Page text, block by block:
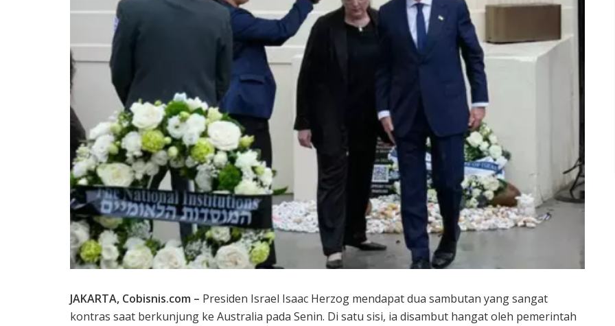
JAKARTA, Cobisnis.com – Presiden Israel Isaac Herzog mendapat dua sambutan yang sangat
kontras saat berkunjung ke Australia pada Senin. Di satu sisi, ia disambut hangat oleh pemerintah